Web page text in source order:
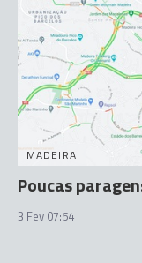
MADEIRA
Poucas
3 Fev 07:54